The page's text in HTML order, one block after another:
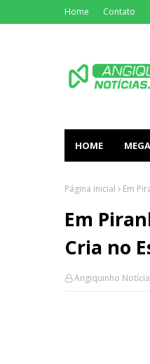
Home Contato
HOME
Página inicial Em
Em
Cria no
Angiquinho